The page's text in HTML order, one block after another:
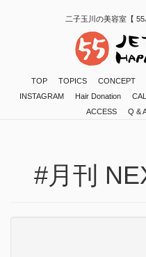
二子玉川の美容室【
TOP TOPICS CONCEPT
INSTAGRAM
Hair Donation
ACCESS
Q &
#月刊